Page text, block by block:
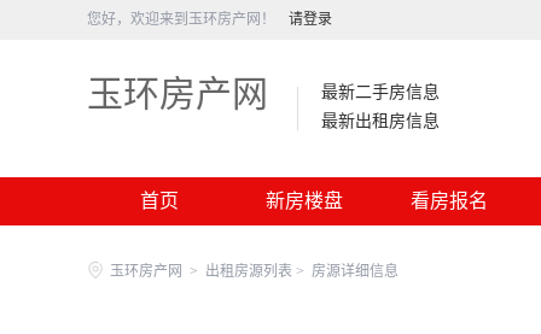
您好，欢迎来到玉环房产网！ 请登录
玉环房产网
最新二手房信息
最新出租房信息
首页 新房楼盘 看房报名
玉环房产网 > 出租房源列表 > 房源详细信息